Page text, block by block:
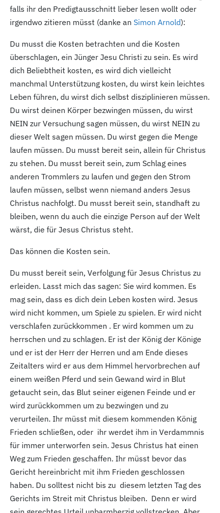
falls ihr den Predigtausschnitt lieber lesen wollt oder
irgendwo zitieren müsst (danke an Simon Arnold):
Du musst die Kosten betrachten und die Kosten
überschlagen, ein Jünger Jesu Christi zu sein. Es wird
dich Beliebtheit kosten, es wird dich vielleicht
manchmal Unterstützung kosten, du wirst kein leichtes
Leben führen, du wirst dich selbst disziplinieren müssen.
Du wirst deinen Körper bezwingen müssen, du wirst
NEIN zur Versuchung sagen müssen, du wirst NEIN zu
dieser Welt sagen müssen. Du wirst gegen die Menge
laufen müssen. Du musst bereit sein, allein für Christus
zu stehen. Du musst bereit sein, zum Schlag eines
anderen Trommlers zu laufen und gegen den Strom
laufen müssen, selbst wenn niemand anders Jesus
Christus nachfolgt. Du musst bereit sein, standhaft zu
bleiben, wenn du auch die einzige Person auf der Welt
wärst, die für Jesus Christus steht.
Das können die Kosten sein.
Du musst bereit sein, Verfolgung für Jesus Christus zu
erleiden. Lasst mich das sagen: Sie wird kommen. Es
mag sein, dass es dich dein Leben kosten wird. Jesus
wird nicht kommen, um Spiele zu spielen. Er wird nicht
verschlafen zurückkommen . Er wird kommen um zu
herrschen und zu schlagen. Er ist der König der Könige
und er ist der Herr der Herren und am Ende dieses
Zeitalters wird er aus dem Himmel hervorbrechen auf
einem weißen Pferd und sein Gewand wird in Blut
getaucht sein, das Blut seiner eigenen Feinde und er
wird zurückkommen um zu bezwingen und zu
verurteilen. Ihr müsst mit diesem kommenden König
Frieden schließen, oder ihr werdet ihm in Verdammnis
für immer unterworfen sein. Jesus Christus hat einen
Weg zum Frieden geschaffen. Ihr müsst bevor das
Gericht hereinbricht mit ihm Frieden geschlossen
haben. Du solltest nicht bis zu diesem letzten Tag des
Gerichts im Streit mit Christus bleiben. Denn er wird